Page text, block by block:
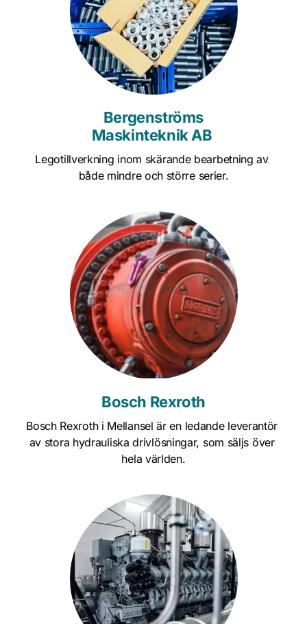
Bergenströms
Maskinteknik AB
Legotillverkning inom skärande bearbetning av
både mindre och större serier.
Bosch Rexroth
Bosch Rexroth i Mellansel är en ledande leverantör
av stora hydrauliska drivlösningar, som säljs över
hela världen.